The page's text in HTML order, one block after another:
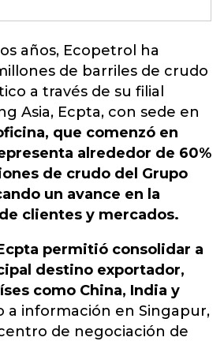
años, Ecopetrol ha
de barriles de crudo
a través de su filial
Asia, Ecpta, con sede en
que comenzó en
alrededor de 60%
de crudo del Grupo
un avance en la
clientes y mercados.
permitió consolidar a
destino exportador,
como China, India y
a información en Singapur,
de negociación de